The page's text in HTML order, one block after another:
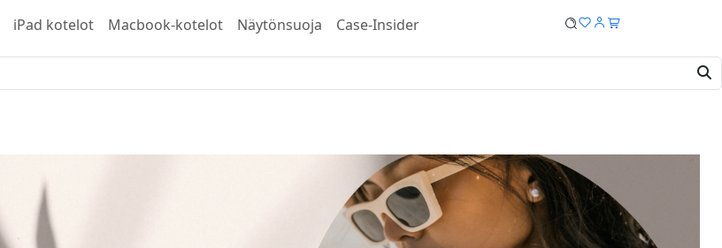
iPad kotelot Macbook-kotelot Näytönsuoja Case-Insider